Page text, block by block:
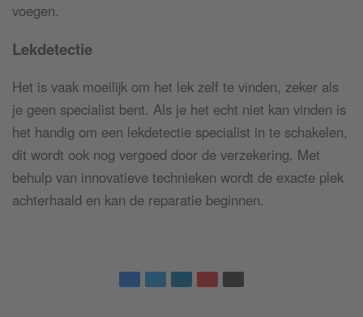
voegen.
Lekdetectie
Het is vaak moeilijk om het lek zelf te vinden, zeker als
je geen specialist bent. Als je het echt niet kan vinden is
het handig om een lekdetectie specialist in te schakelen,
dit wordt ook nog vergoed door de verzekering. Met
behulp van innovatieve technieken wordt de exacte plek
achterhaald en kan de reparatie beginnen.